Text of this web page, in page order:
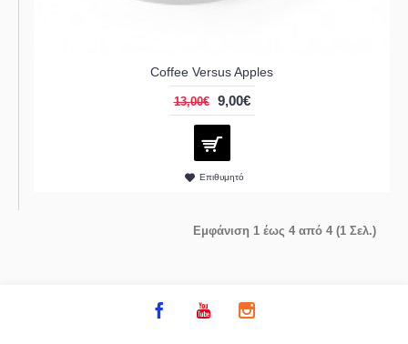
Coffee Versus Apples
13,00€ 9,00€
Επιθυμητό
Εμφάνιση 1 έως 4 από 4 (1 Σελ.)